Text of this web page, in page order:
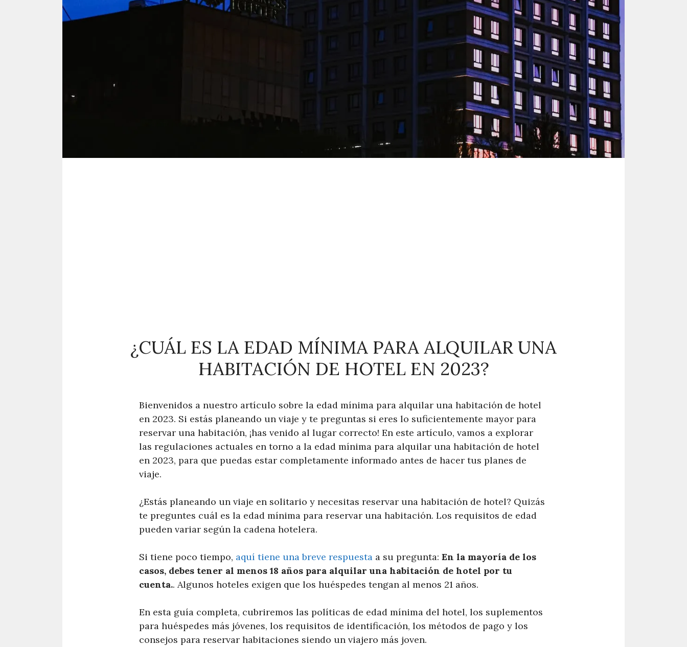
¿CUÁL ES LA EDAD MÍNIMA PARA ALQUILAR UNA
HABITACIÓN DE HOTEL EN 2023?
Bienvenidos a nuestro artículo sobre la edad mínima para alquilar una habitación de hotel
en 2023. Si estás planeando un viaje y te preguntas si eres lo suficientemente mayor para
reservar una habitación, ¡has venido al lugar correcto! En este artículo, vamos a explorar
las regulaciones actuales en torno a la edad mínima para alquilar una habitación de hotel
en 2023, para que puedas estar completamente informado antes de hacer tus planes de
viaje.
¿Estás planeando un viaje en solitario y necesitas reservar una habitación de hotel? Quizás
te preguntes cuál es la edad mínima para reservar una habitación. Los requisitos de edad
pueden variar según la cadena hotelera.
Si tiene poco tiempo, aquí tiene una breve respuesta a su pregunta: En la mayoría de los
casos, debes tener al menos 18 años para alquilar una habitación de hotel por tu
cuenta.. Algunos hoteles exigen que los huéspedes tengan al menos 21 años.
En esta guía completa, cubriremos las políticas de edad mínima del hotel, los suplementos
para huéspedes más jóvenes, los requisitos de identificación, los métodos de pago y los
consejos para reservar habitaciones siendo un viajero más joven.